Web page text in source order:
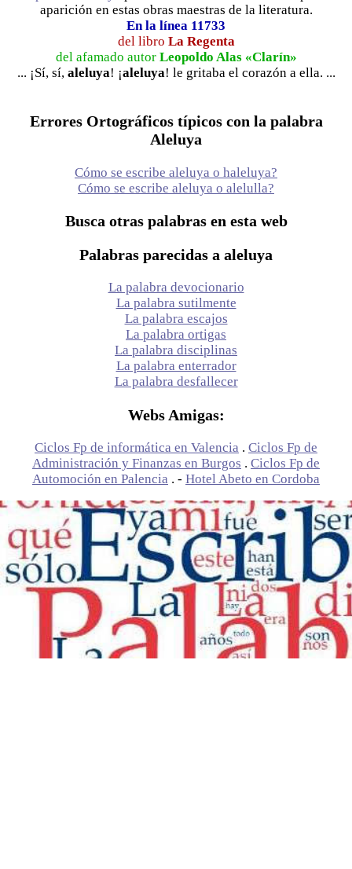
aparición en estas obras maestras de la literatura.
En la línea 11733
del libro La Regenta
del afamado autor Leopoldo Alas «Clarín»
... ¡Sí, sí, aleluya! ¡aleluya! le gritaba el corazón a ella. ...
Errores Ortográficos típicos con la palabra
Aleluya
Cómo se escribe aleluya o haleluya?
Cómo se escribe aleluya o alelulla?
Busca otras palabras en esta web
Palabras parecidas a aleluya
La palabra devocionario
La palabra sutilmente
La palabra escajos
La palabra ortigas
La palabra disciplinas
La palabra enterrador
La palabra desfallecer
Webs Amigas:
Ciclos Fp de informática en Valencia . Ciclos Fp de
Administración y Finanzas en Burgos . Ciclos Fp de
Automoción en Palencia . - Hotel Abeto en Cordoba